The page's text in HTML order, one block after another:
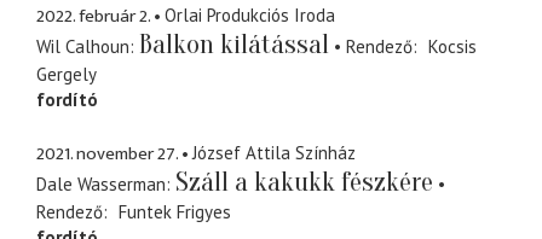
2022. február 2.
Orlai Produkciós Iroda
Wil Calhoun Balkon kilátással Rendező
Kocsis
Gergely
fordító
2021. november 27.
József Attila Színház
Dale Wasserman Száll a kakukk fészkére
Rendező
Funtek Frigyes